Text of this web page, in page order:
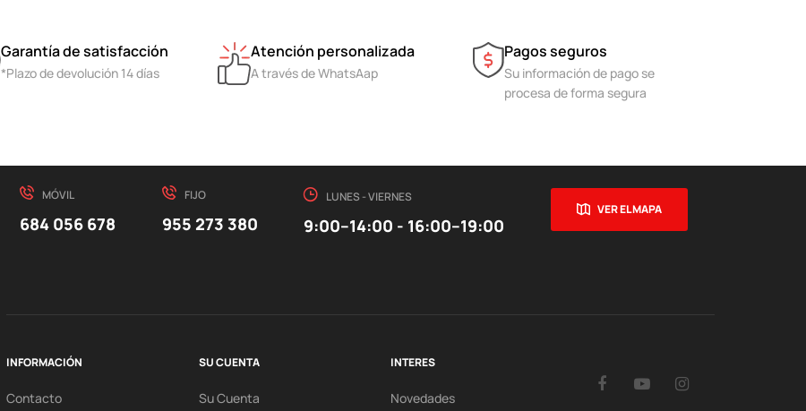
Garantía de satisfacción
*Plazo de devolución 14 días
Atención personalizada
A través de WhatsAap
Pagos seguros
Su información de pago se
procesa de forma segura
MÓVIL
684 056 678
FIJO
955 273 380
LUNES - VIERNES
9:00–14:00 - 16:00–19:00
VER EL MAPA
INFORMACIÓN
Contacto
SU CUENTA
Su Cuenta
INTERES
Novedades
FacebookYouTube